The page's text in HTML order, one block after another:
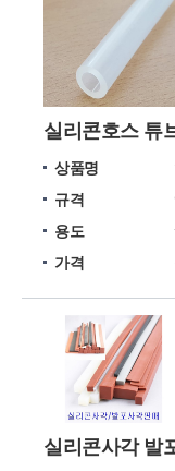
실리콘호스 튜
상품명
규격
용도
가격
실리콘사각 발